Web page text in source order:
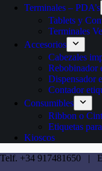
Terminales – PDA’s
Tablets y
Terminales
Accesorios
Cabezales
Rebobinador
Dispensador
Contador
Consumibles
Ribbon o
Etiquetas
Kioscos
Telf. +34 917481650 |